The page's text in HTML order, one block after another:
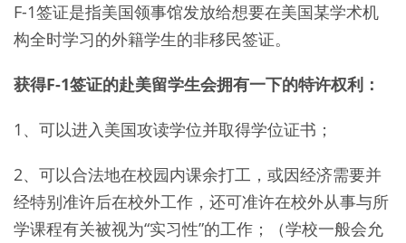
F-1签证是指美国领事馆发放给想要在美国某学术机
构全时学习的外籍学生的非移民签证。
获得F-1签证的赴美留学生会拥有一下的特许权利：
1、可以进入美国攻读学位并取得学位证书；
2、可以合法地在校园内课余打工，或因经济需要并
经特别准许后在校外工作，还可准许在校外从事与所
学课程有关被视为“实习性”的工作；（学校一般会允